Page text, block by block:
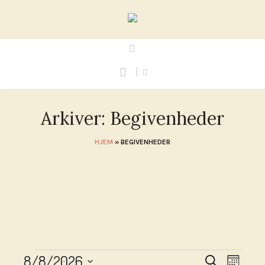
Arkiver: Begivenheder
HJEM » BEGIVENHEDER
SØG EFTER
8/8/2026